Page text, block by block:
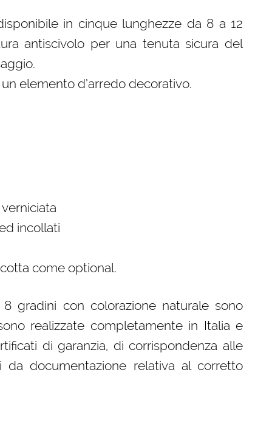
in cinque lunghezze da 8 a 12
antiscivolo per una tenuta sicura del
elemento d’arredo decorativo.
incollati
come optional.
gradini con colorazione naturale sono
realizzate completamente in Italia e
di garanzia, di corrispondenza alle
documentazione relativa al corretto